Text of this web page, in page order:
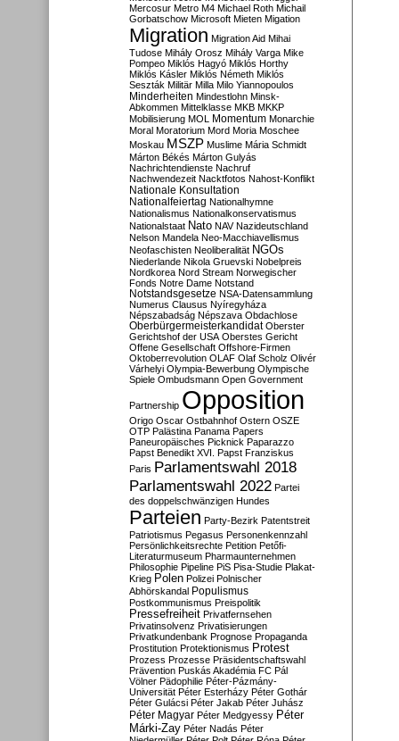
Mercosur Metro M4 Michael Roth Michail
Gorbatschow Microsoft Mieten Migation
Migration Migration Aid Mihai
Tudose Mihály Orosz Mihály Varga Mike
Pompeo Miklós Hagyó Miklós Horthy
Miklós Kásler Miklós Németh Miklós
Seszták Militär Milla Milo Yiannopoulos
Minderheiten Mindestlohn Minsk-
Abkommen Mittelklasse MKB MKKP
Mobilisierung MOL Momentum Monarchie
Moral Moratorium Mord Moria Moschee
Moskau MSZP Muslime Mária Schmidt
Márton Békés Márton Gulyás
Nachrichtendienste Nachruf
Nachwendezeit Nacktfotos Nahost-Konflikt
Nationale Konsultation
Nationalfeiertag Nationalhymne
Nationalismus Nationalkonservatismus
Nationalstaat Nato NAV Nazideutschland
Nelson Mandela Neo-Macchiavellismus
Neofaschisten Neoliberalität NGOs
Niederlande Nikola Gruevski Nobelpreis
Nordkorea Nord Stream Norwegischer
Fonds Notre Dame Notstand
Notstandsgesetze NSA-Datensammlung
Numerus Clausus Nyíregyháza
Népszabadság Népszava Obdachlose
Oberbürgermeisterkandidat Oberster
Gerichtshof der USA Oberstes Gericht
Offene Gesellschaft Offshore-Firmen
Oktoberrevolution OLAF Olaf Scholz Olivér
Várhelyi Olympia-Bewerbung Olympische
Spiele Ombudsmann Open Government
Partnership Opposition
Origo Oscar Ostbahnhof Ostern OSZE
OTP Palästina Panama Papers
Paneuropäisches Picknick Paparazzo
Papst Benedikt XVI. Papst Franziskus
Paris Parlamentswahl 2018
Parlamentswahl 2022 Partei
des doppelschwänzigen Hundes
Parteien Party-Bezirk Patentstreit
Patriotismus Pegasus Personenkennzahl
Persönlichkeitsrechte Petition Petőfi-
Literaturmuseum Pharmaunternehmen
Philosophie Pipeline PiS Pisa-Studie Plakat-
Krieg Polen Polizei Polnischer
Abhörskandal Populismus
Postkommunismus Preispolitik
Pressefreiheit Privatfernsehen
Privatinsolvenz Privatisierungen
Privatkundenbank Prognose Propaganda
Prostitution Protektionismus Protest
Prozess Prozesse Präsidentschaftswahl
Prävention Puskás Akadémia FC Pál
Völner Pädophilie Péter-Pázmány-
Universität Péter Esterházy Péter Gothár
Péter Gulácsi Péter Jakab Péter Juhász
Péter Magyar Péter Medgyessy Péter
Márki-Zay Péter Nadás Péter